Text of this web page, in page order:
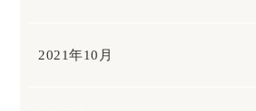
2021年10月